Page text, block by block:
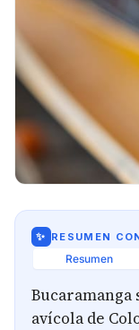
✨ RESUMEN
Resumen
Bucaramanga
avícola de